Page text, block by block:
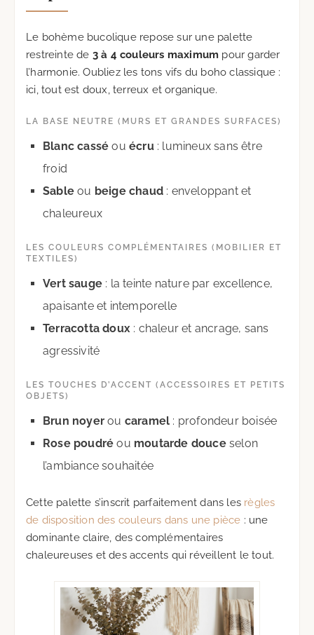
Le bohème bucolique repose sur une palette
restreinte de 3 à 4 couleurs maximum pour garder
l’harmonie. Oubliez les tons vifs du boho classique :
ici, tout est doux, terreux et organique.
LA BASE NEUTRE (MURS ET GRANDES SURFACES)
Blanc cassé ouécru: lumineux sans être
froid
Sable ou beige chaud : enveloppant et
chaleureux
LES COULEURS COMPLÉMENTAIRES (MOBILIER ET
TEXTILES)
Vert sauge : la teinte nature par excellence,
apaisante et intemporelle
Terracotta doux : chaleur et ancrage, sans
agressivité
LES TOUCHES D’ACCENT (ACCESSOIRES ET PETITS
OBJETS)
Brun noyer ou caramel : profondeur boisée
Rose poudré ou moutarde douceselon
l’ambiance souhaitée
Cette palette s’inscrit parfaitement dans les règles
de disposition des couleurs dans une pièce : une
dominante claire, des complémentaires
chaleureuses et des accents qui réveillent le tout.